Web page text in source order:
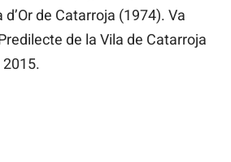
de Catarroja (1974). Va
de la Vila de Catarroja